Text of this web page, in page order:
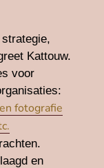
Kattouw.
voor
fotografie
en